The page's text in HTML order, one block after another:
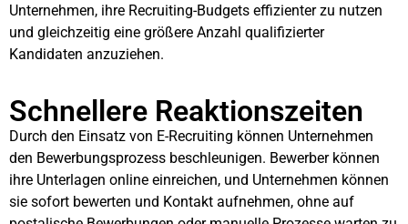
Unternehmen, ihre Recruiting-Budgets effizienter zu nutzen
und gleichzeitig eine größere Anzahl qualifizierter
Kandidaten anzuziehen.
Schnellere Reaktionszeiten
Durch den Einsatz von E-Recruiting können Unternehmen
den Bewerbungsprozess beschleunigen. Bewerber können
ihre Unterlagen online einreichen, und Unternehmen können
sie sofort bewerten und Kontakt aufnehmen, ohne auf